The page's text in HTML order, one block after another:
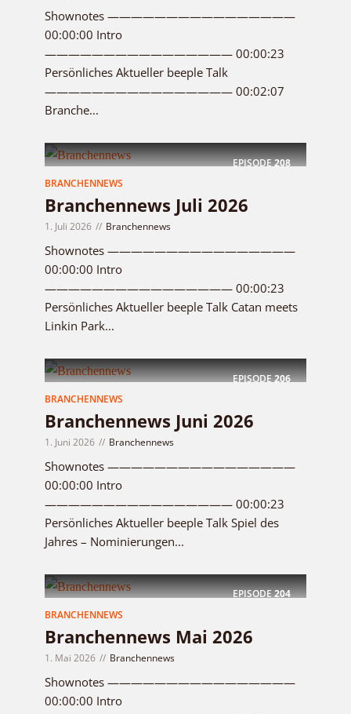
Shownotes ————————————————
00:00:00 Intro
———————————————— 00:00:23
Persönliches Aktueller beeple Talk
———————————————— 00:02:07
Branche...
EPISODE208
BRANCHENNEWS
Branchennews Juli 2026
1. Juli 2026 Branchennews
Shownotes ————————————————
00:00:00 Intro
———————————————— 00:00:23
Persönliches Aktueller beeple Talk Catan meets
Linkin Park...
EPISODE206
BRANCHENNEWS
Branchennews Juni 2026
1. Juni 2026 Branchennews
Shownotes ————————————————
00:00:00 Intro
———————————————— 00:00:23
Persönliches Aktueller beeple Talk Spiel des
Jahres – Nominierungen...
EPISODE204
BRANCHENNEWS
Branchennews Mai 2026
1. Mai 2026 Branchennews
Shownotes ————————————————
00:00:00 Intro